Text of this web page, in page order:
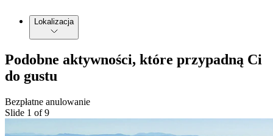
Lokalizacja
Podobne aktywności, które przypadną Ci
do gustu
Bezpłatne anulowanie
Slide 1 of 9